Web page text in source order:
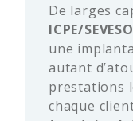
De larges
ICPE/
une
autant
prestations
chaque